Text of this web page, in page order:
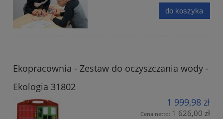
do koszyka
Ekopracownia - Zestaw do oczyszczania wody -
Ekologia 31802
1 999,98 zł
Cena netto: 1 626,00 zł